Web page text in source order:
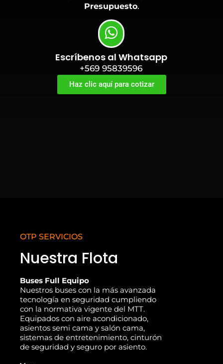
Presupuesto.
Escríbenos al Whatsapp
+569 95839596
Haz clic aquí para cotizar
OTP SERVICIOS
Nuestra Flota
Buses Full Equipo
Nuestros buses con la más avanzada
tecnología en seguridad cumpliendo
con la normativa vigente del MTT.
Equipados con aire acondicionado,
asientos semi cama y salón cama,
sistemas de entretenimiento, cinturón
de seguridad y seguro por asiento.